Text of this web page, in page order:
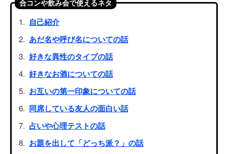
合コンや飲み会で使えるネタ
自己紹介
あだ名や呼び名についての話
好きな異性のタイプの話
好きなお酒についての話
お互いの第一印象についての話
同席している友人の面白い話
占いや心理テストの話
お題を出して「どっち派？」の話